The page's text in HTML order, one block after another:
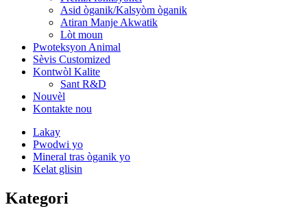
Asid òganik/Kalsyòm òganik
Atiran Manje Akwatik
Lòt moun
Pwoteksyon Animal
Sèvis Customized
Kontwòl Kalite
Sant R&D
Nouvèl
Kontakte nou
Lakay
Pwodwi yo
Mineral tras òganik yo
Kelat glisin
Kategori